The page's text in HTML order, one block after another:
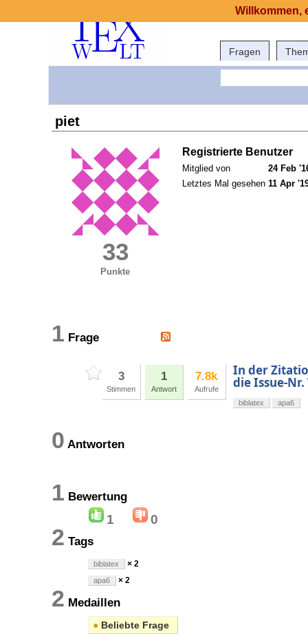
Fragen
piet
33
Punkte
Registrierte Benutzer
Mitglied von
24 Feb
Letztes Mal gesehen 11 Apr
1 Frage
3
Stimmen
1
Antwort
7.8k
Aufrufe
In der
die Issue-
biblatex apa6
0 Antworten
1 Bewertung
1 0
2 Tags
biblatex × 2
apa6 × 2
2 Medaillen
● Beliebte Frage
Willkommen,